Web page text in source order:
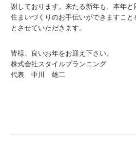
謝しております。来たる新年も、本年
住まいづくりのお手伝いができますこと
とさせていただきます。
皆様、良いお年をお迎え下さい。
株式会社スタイルプランニング
代表 中川 雄二